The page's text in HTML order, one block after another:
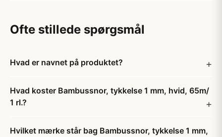
Ofte stillede spørgsmål
Hvad er navnet på produktet?
Hvad koster Bambussnor, tykkelse 1 mm, hvid, 65m/
1 rl.?
Hvilket mærke står bag Bambussnor, tykkelse 1 mm,